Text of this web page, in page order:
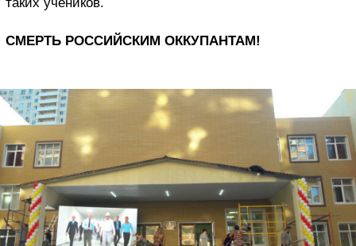
таких учеников.
СМЕРТЬ РОССИЙСКИМ ОККУПАНТАМ!